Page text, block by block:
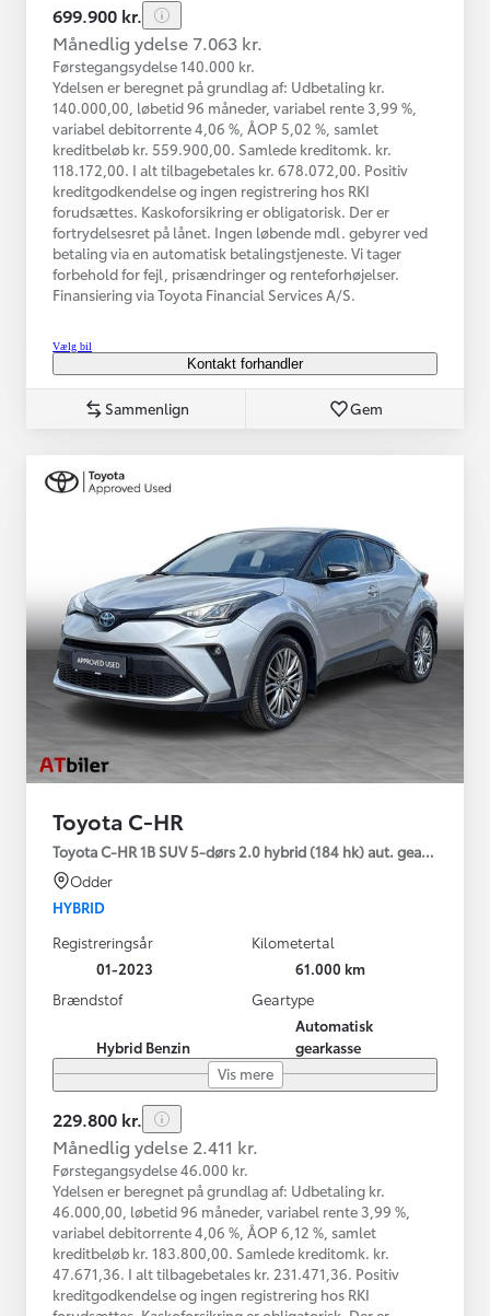
699.900 kr.
Månedlig ydelse 7.063 kr.
Førstegangsydelse 140.000 kr.
Ydelsen er beregnet på grundlag af: Udbetaling kr.
140.000,00, løbetid 96 måneder, variabel rente 3,99 %,
variabel debitorrente 4,06 %, ÅOP 5,02 %, samlet
kreditbeløb kr. 559.900,00. Samlede kreditomk. kr.
118.172,00. I alt tilbagebetales kr. 678.072,00. Positiv
kreditgodkendelse og ingen registrering hos RKI
forudsættes. Kaskoforsikring er obligatorisk. Der er
fortrydelsesret på lånet. Ingen løbende mdl. gebyrer ved
betaling via en automatisk betalingstjeneste. Vi tager
forbehold for fejl, prisændringer og renteforhøjelser.
Finansiering via Toyota Financial Services A/S.
Vælg bil
Kontakt forhandler
Sammenlign Gem
Toyota C-HR
Toyota C-HR 1B SUV 5-dørs 2.0 hybrid (184 hk) aut. gear C-HIC
Odder
HYBRID
Registreringsår
01-2023
Kilometertal
61.000 km
Brændstof
Hybrid Benzin
Geartype
Automatisk
gearkasse
Vis mere
229.800 kr.
Månedlig ydelse 2.411 kr.
Førstegangsydelse 46.000 kr.
Ydelsen er beregnet på grundlag af: Udbetaling kr.
46.000,00, løbetid 96 måneder, variabel rente 3,99 %,
variabel debitorrente 4,06 %, ÅOP 6,12 %, samlet
kreditbeløb kr. 183.800,00. Samlede kreditomk. kr.
47.671,36. I alt tilbagebetales kr. 231.471,36. Positiv
kreditgodkendelse og ingen registrering hos RKI